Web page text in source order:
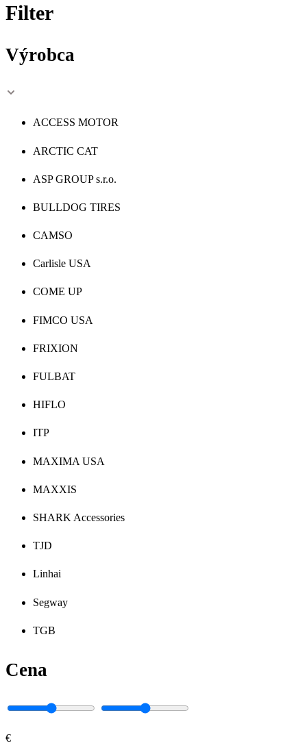
Filter
Výrobca
ACCESS MOTOR
ARCTIC CAT
ASP GROUP s.r.o.
BULLDOG TIRES
CAMSO
Carlisle USA
COME UP
FIMCO USA
FRIXION
FULBAT
HIFLO
ITP
MAXIMA USA
MAXXIS
SHARK Accessories
TJD
Linhai
Segway
TGB
Cena
€